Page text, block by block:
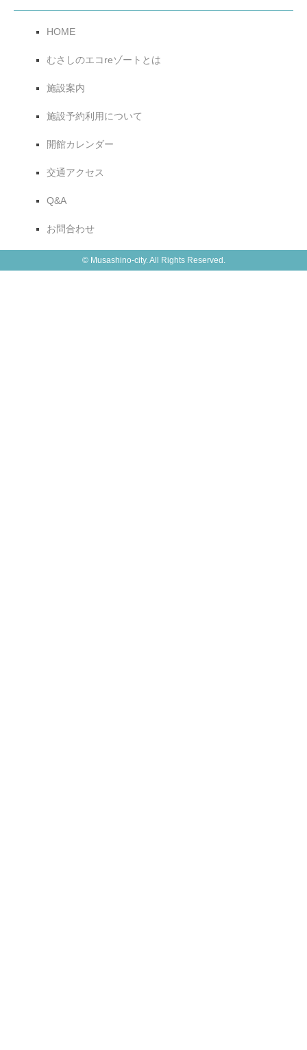
HOME
むさしのエコreゾートとは
施設案内
施設予約利用について
開館カレンダー
交通アクセス
Q&A
お問合わせ
© Musashino-city. All Rights Reserved.